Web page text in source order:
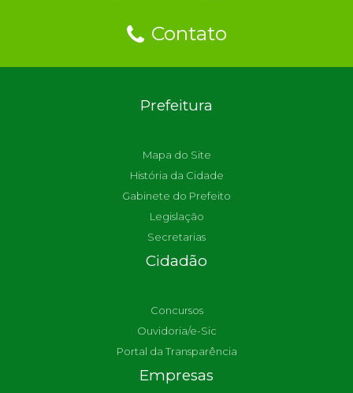
Contato
Prefeitura
Mapa do Site
História da Cidade
Gabinete do Prefeito
Legislação
Secretarias
Cidadão
Concursos
Ouvidoria/e-Sic
Portal da Transparência
Empresas